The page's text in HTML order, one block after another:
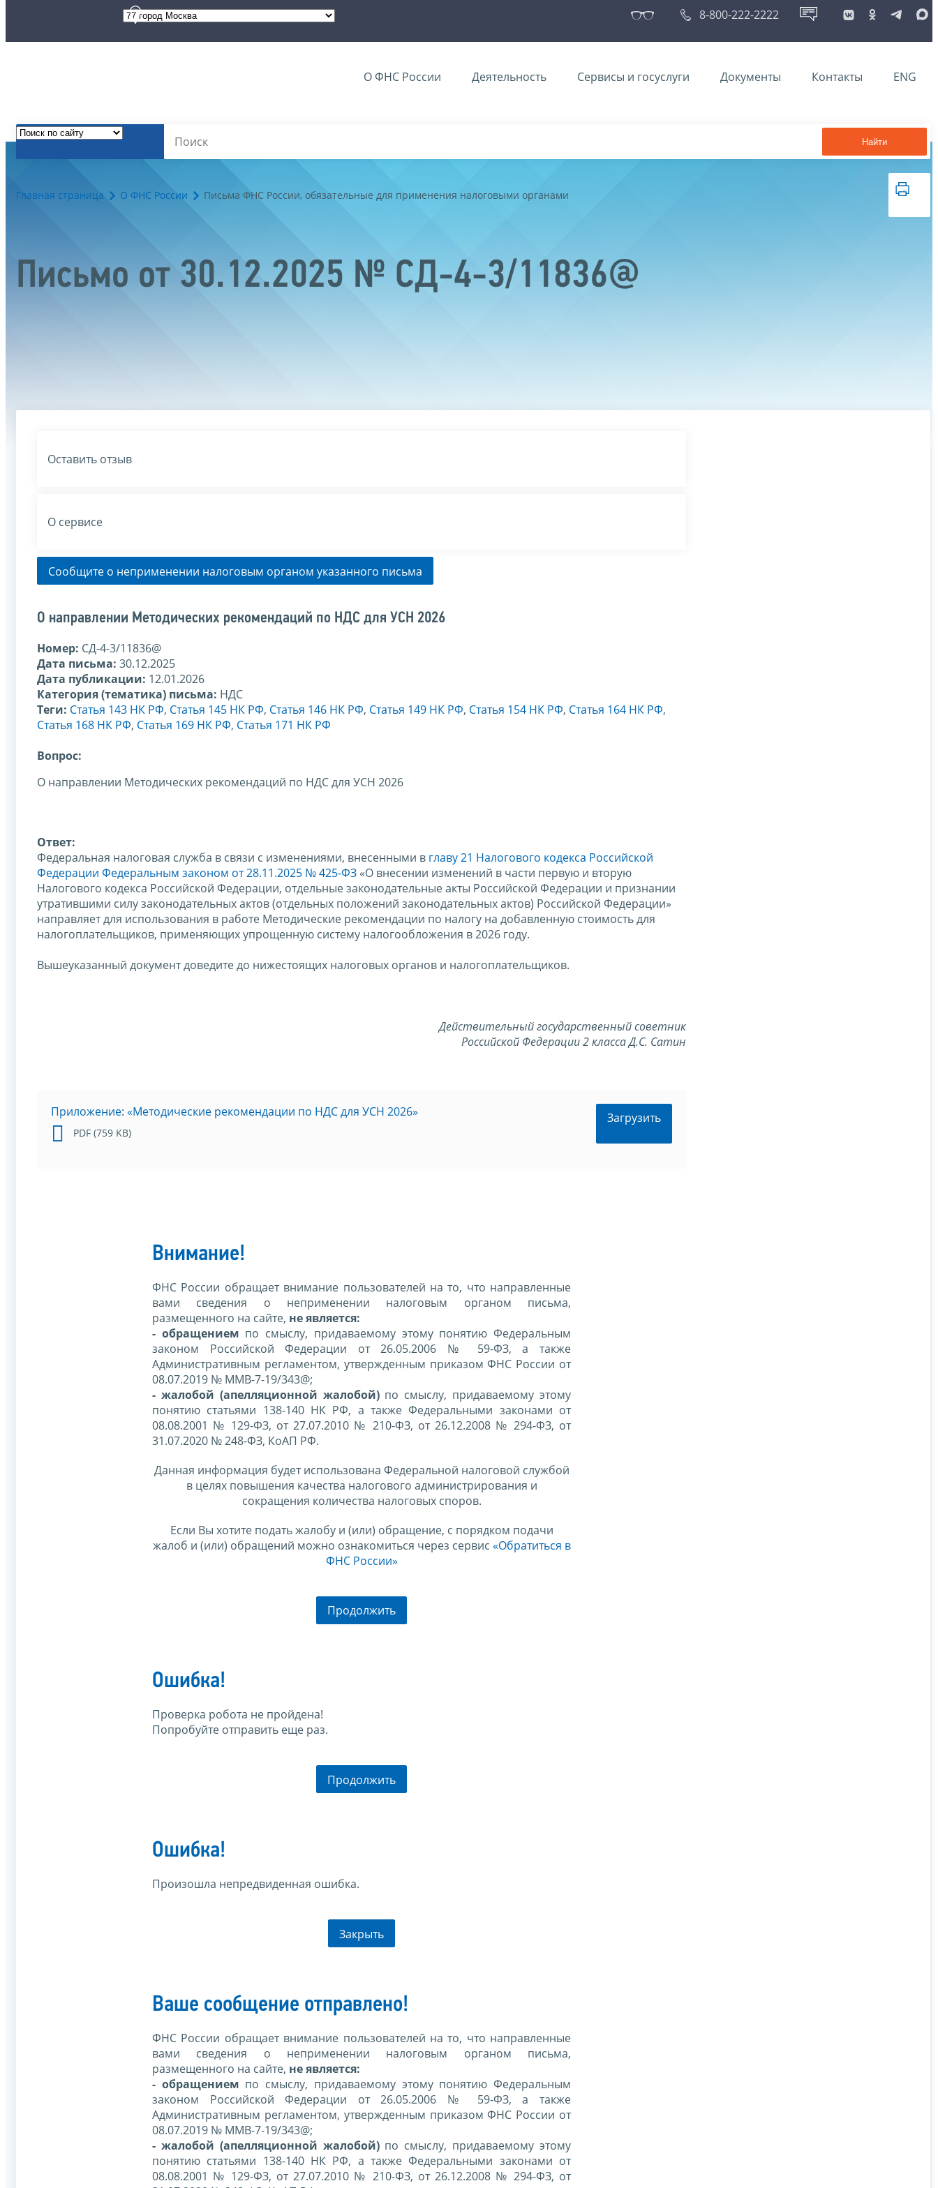
8-800-222-2222
О ФНС России Деятельность Сервисы и госуслуги Документы Контакты ENG
Найти
Главная страница О ФНС России Письма ФНС России, обязательные для применения налоговыми органами
Письмо от 30.12.2025 № СД-4-3/11836@
Оставить отзыв
О сервисе
Сообщите о неприменении налоговым органом указанного письма
О направлении Методических рекомендаций по НДС для УСН 2026
Номер: СД-4-3/11836@
Дата письма: 30.12.2025
Дата публикации: 12.01.2026
Категория (тематика) письма: НДС
Теги: Статья 143 НК РФ, Статья 145 НК РФ, Статья 146 НК РФ, Статья 149 НК РФ, Статья 154 НК РФ, Статья 164 НК РФ,
Статья 168 НК РФ, Статья 169 НК РФ, Статья 171 НК РФ
Вопрос:
О направлении Методических рекомендаций по НДС для УСН 2026
Ответ:
Федеральная налоговая служба в связи с изменениями, внесенными в главу 21 Налогового кодекса Российской
Федерации Федеральным законом от 28.11.2025 № 425-ФЗ «О внесении изменений в части первую и вторую
Налогового кодекса Российской Федерации, отдельные законодательные акты Российской Федерации и признании
утратившими силу законодательных актов (отдельных положений законодательных актов) Российской Федерации»
направляет для использования в работе Методические рекомендации по налогу на добавленную стоимость для
налогоплательщиков, применяющих упрощенную систему налогообложения в 2026 году.
Вышеуказанный документ доведите до нижестоящих налоговых органов и налогоплательщиков.
Действительный государственный советник
Российской Федерации 2 класса Д.С. Сатин
Приложение: «Методические рекомендации по НДС для УСН 2026»
PDF (759 KB)
Загрузить
Внимание!
ФНС России обращает внимание пользователей на то, что направленные
вами сведения о неприменении налоговым органом письма,
размещенного на сайте, не является:
- обращением по смыслу, придаваемому этому понятию Федеральным
законом Российской Федерации от 26.05.2006 № 59-ФЗ, а также
Административным регламентом, утвержденным приказом ФНС России от
08.07.2019 № ММВ-7-19/343@;
- жалобой (апелляционной жалобой)по смыслу, придаваемому этому
понятию статьями 138-140 НК РФ, а также Федеральными законами от
08.08.2001 № 129-ФЗ, от 27.07.2010 № 210-ФЗ, от 26.12.2008 № 294-ФЗ, от
31.07.2020 № 248-ФЗ, КоАП РФ.
Данная информация будет использована Федеральной налоговой службой
в целях повышения качества налогового администрирования и
сокращения количества налоговых споров.
Если Вы хотите подать жалобу и (или) обращение, с порядком подачи
жалоб и (или) обращений можно ознакомиться через сервис «Обратиться в
ФНС России»
Продолжить
Ошибка!
Проверка робота не пройдена!
Попробуйте отправить еще раз.
Продолжить
Ошибка!
Произошла непредвиденная ошибка.
Закрыть
Ваше сообщение отправлено!
ФНС России обращает внимание пользователей на то, что направленные
вами сведения о неприменении налоговым органом письма,
размещенного на сайте, не является:
- обращением по смыслу, придаваемому этому понятию Федеральным
законом Российской Федерации от 26.05.2006 № 59-ФЗ, а также
Административным регламентом, утвержденным приказом ФНС России от
08.07.2019 № ММВ-7-19/343@;
- жалобой (апелляционной жалобой)по смыслу, придаваемому этому
понятию статьями 138-140 НК РФ, а также Федеральными законами от
08.08.2001 № 129-ФЗ, от 27.07.2010 № 210-ФЗ, от 26.12.2008 № 294-ФЗ, от